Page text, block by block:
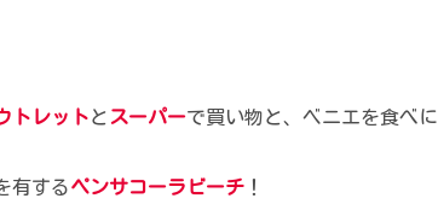
トレットと スーパーで買い物と、ベニエを食べに
有するペンサコーラビーチ ！